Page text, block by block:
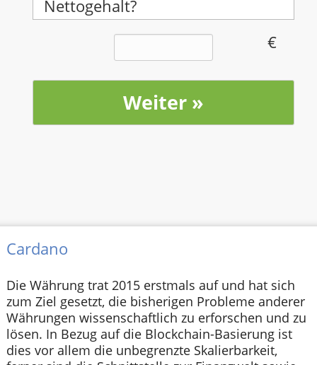
Nettogehalt?
Cardano
Die Währung trat 2015 erstmals auf und hat sich
zum Ziel gesetzt, die bisherigen Probleme anderer
Währungen wissenschaftlich zu erforschen und zu
lösen. In Bezug auf die Blockchain-Basierung ist
dies vor allem die unbegrenzte Skalierbarkeit,